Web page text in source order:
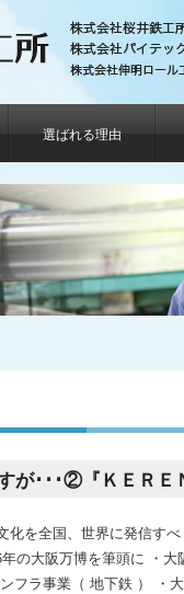
選ばれる理由
が･･･②『ＫＥＲＥ
化を全国、世界に発信す
の大阪万博を筆頭に ・
フラ事業（ 地下鉄 ） ・